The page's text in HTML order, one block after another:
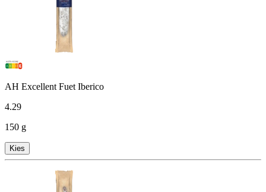
AH Excellent Fuet Iberico
4.29
150 g
Kies